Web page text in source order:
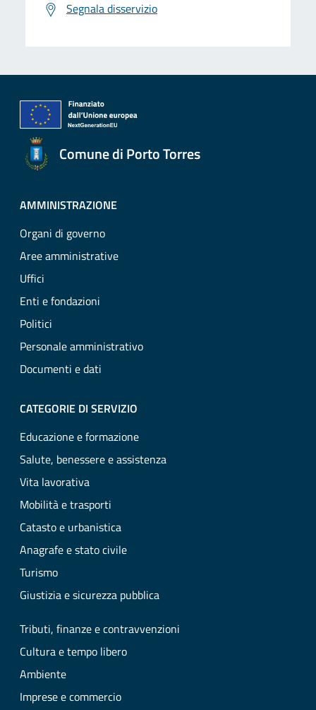
Segnala disservizio
Comune di Porto Torres
AMMINISTRAZIONE
Organi di governo
Aree amministrative
Uffici
Enti e fondazioni
Politici
Personale amministrativo
Documenti e dati
CATEGORIE DI SERVIZIO
Educazione e formazione
Salute, benessere e assistenza
Vita lavorativa
Mobilità e trasporti
Catasto e urbanistica
Anagrafe e stato civile
Turismo
Giustizia e sicurezza pubblica
Tributi, finanze e contravvenzioni
Cultura e tempo libero
Ambiente
Imprese e commercio